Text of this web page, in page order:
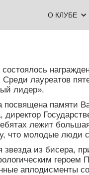
О КЛУБЕ
лауреатов
лидер».
памяти
директор
лежит
что молодые люди
звезда из бисера,
героем
аплодисменты